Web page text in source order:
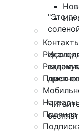
Контакты
Поиск
Награды
Правила
"Это